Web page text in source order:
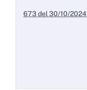
673 del 30/10/2024